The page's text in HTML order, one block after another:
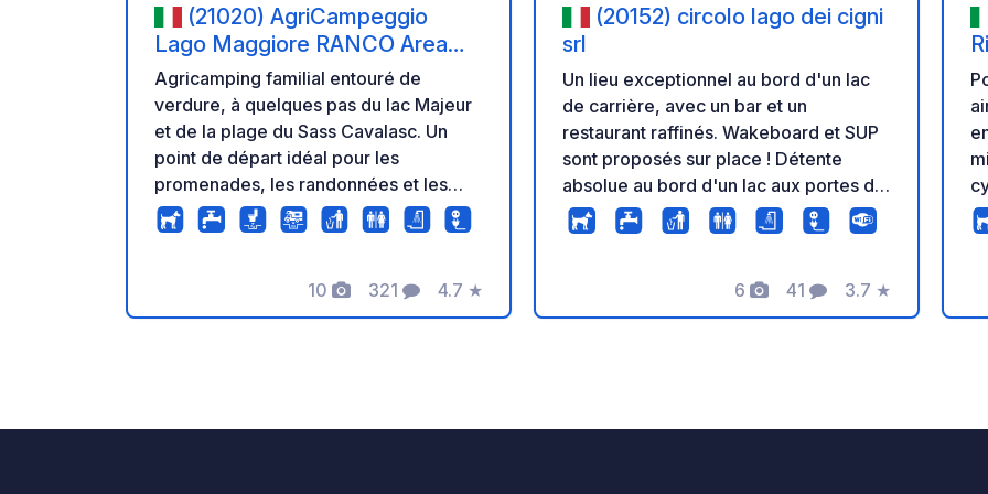
(21020) AgriCampeggio
Lago Maggiore RANCO Area
sosta Sass Cavalasc
Agricamping familial entouré de
verdure, à quelques pas du lac Majeur
et de la plage du Sass Cavalasc. Un
point de départ idéal pour les
promenades, les randonnées et les
itinéraires à vélo entre lac et collines.
Géré par des camping-caristes, il
terrain bien drainé, avec la possibilité
de déployer l’auvent et d’utiliser un
10
Photos
321
Commentaires
4.7
Note
★
(20152) circolo lago dei cigni
srl
Un lieu exceptionnel au bord d'un lac
de carrière, avec un bar et un
restaurant raffinés. Wakeboard et SUP
sont proposés sur place ! Détente
absolue au bord d'un lac aux portes de
Milan. Un endroit vraiment unique !
6
Photos
41
Commentaires
3.7
Note
★